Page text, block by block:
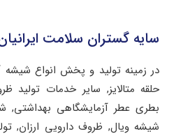
سایه گستران سلامت
در زمینه تولید و پخش انواع
حلقه متالایز, سایر خدمات
بطری عطر آزمایشگاهی بهداشتی,
شیشه ویال, ظروف دارویی ارزان,